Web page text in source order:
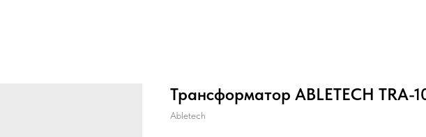
Трансформатор ABLETECH TRA-
Abletech